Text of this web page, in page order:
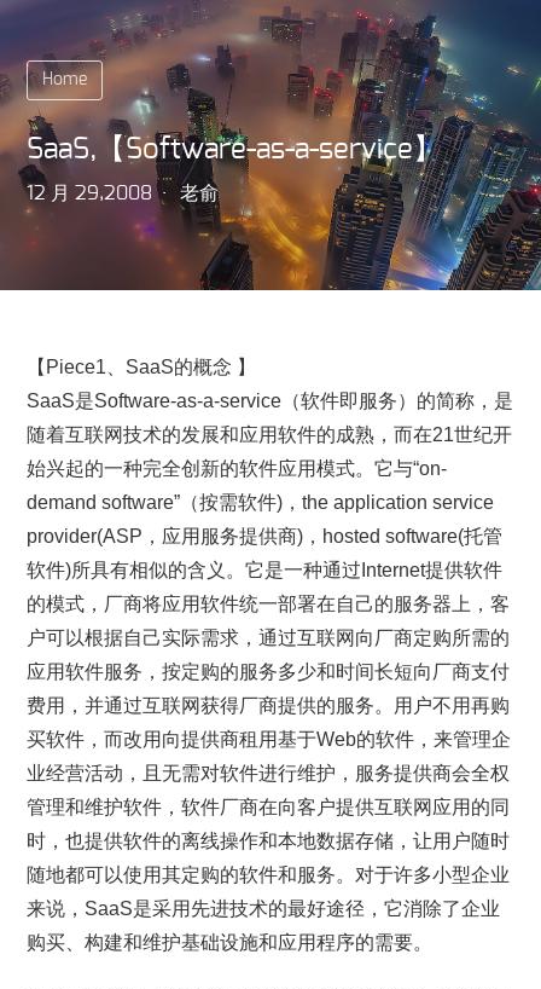
Home
SaaS,【Software-as-a-service】
12 月 29,2008 老俞
【Piece1、SaaS的概念 】
SaaS是Software-as-a-service（软件即服务）的简称，是
随着互联网技术的发展和应用软件的成熟，而在21世纪开
始兴起的一种完全创新的软件应用模式。它与“on-
demand software”（按需软件)，the application service
provider(ASP，应用服务提供商)，hosted software(托管
软件)所具有相似的含义。它是一种通过Internet提供软件
的模式，厂商将应用软件统一部署在自己的服务器上，客
户可以根据自己实际需求，通过互联网向厂商定购所需的
应用软件服务，按定购的服务多少和时间长短向厂商支付
费用，并通过互联网获得厂商提供的服务。用户不用再购
买软件，而改用向提供商租用基于Web的软件，来管理企
业经营活动，且无需对软件进行维护，服务提供商会全权
管理和维护软件，软件厂商在向客户提供互联网应用的同
时，也提供软件的离线操作和本地数据存储，让用户随时
随地都可以使用其定购的软件和服务。对于许多小型企业
来说，SaaS是采用先进技术的最好途径，它消除了企业
购买、构建和维护基础设施和应用程序的需要。